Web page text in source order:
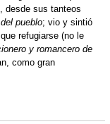
desde sus tanteos
pueblo; vio y sintió
refugiarse (no le
y romancero de
como gran